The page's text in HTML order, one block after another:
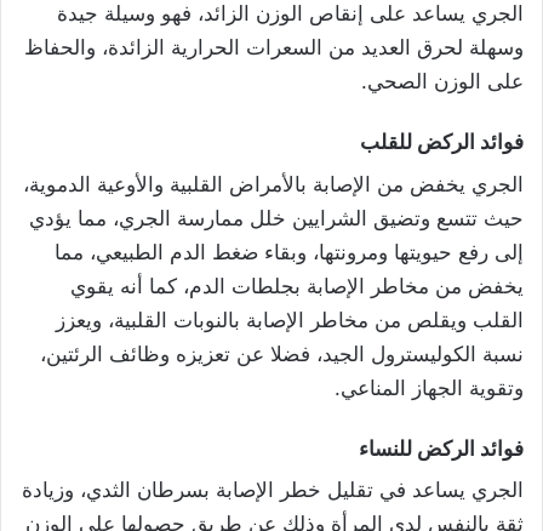
الجري يساعد على إنقاص الوزن الزائد، فهو وسيلة جيدة
وسهلة لحرق العديد من السعرات الحرارية الزائدة، والحفاظ
على الوزن الصحي.
فوائد الركض للقلب
الجري يخفض من الإصابة بالأمراض القلبية والأوعية الدموية،
حيث تتسع وتضيق الشرايين خلل ممارسة الجري، مما يؤدي
إلى رفع حيويتها ومرونتها، وبقاء ضغط الدم الطبيعي، مما
يخفض من مخاطر الإصابة بجلطات الدم، كما أنه يقوي
القلب ويقلص من مخاطر الإصابة بالنوبات القلبية، ويعزز
نسبة الكوليسترول الجيد، فضلا عن تعزيزه وظائف الرئتين،
وتقوية الجهاز المناعي.
فوائد الركض للنساء
الجري يساعد في تقليل خطر الإصابة بسرطان الثدي، وزيادة
ثقة بالنفس لدى المرأة وذلك عن طريق حصولها على الوزن